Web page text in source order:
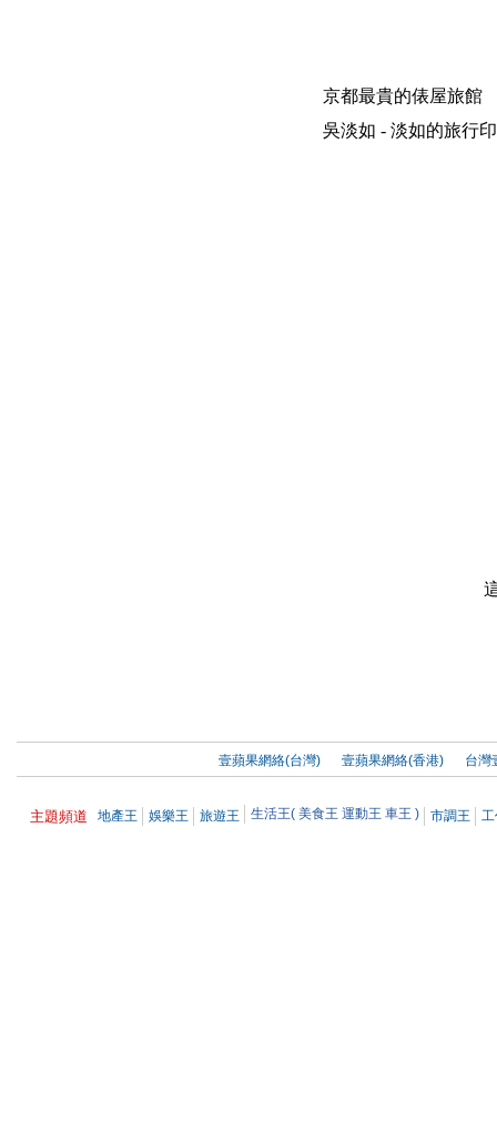
京都最貴的俵屋旅館
吳淡如 - 淡如的旅行印
壹蘋果網絡(台灣) 壹蘋果網絡(香港) 台灣
主題頻道 地產王 娛樂王 旅遊王 生活王( 美食王 運動王 車王 ) 市調王